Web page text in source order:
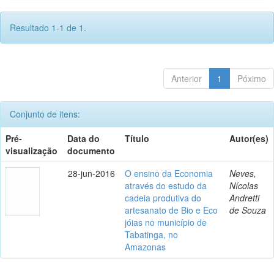
Resultado 1-1 de 1.
Anterior 1 Póximo
Conjunto de itens:
Pré-
visualização
Data do
documento
Título Autor(es)
28-jun-2016
O ensino da Economia
através do estudo da
cadeia produtiva do
artesanato de Bio e Eco
jóias no município de
Tabatinga, no
Amazonas
Neves,
Nícolas
Andretti
de Souza